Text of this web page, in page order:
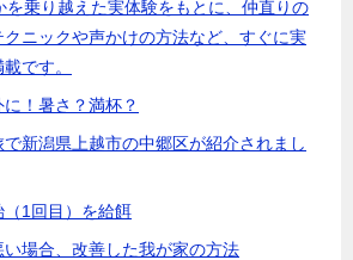
を乗り越えた実体験をもとに、仲直りの
クニックや声かけの方法など、すぐに実
です。
！暑さ？満杯？
新潟県上越市の中郷区が紹介されまし
1回目）を給餌
い場合、改善した我が家の方法